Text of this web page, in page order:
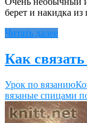
берет и накидка
Читать далее
Как
Урок по вязанию
вязаные спицами